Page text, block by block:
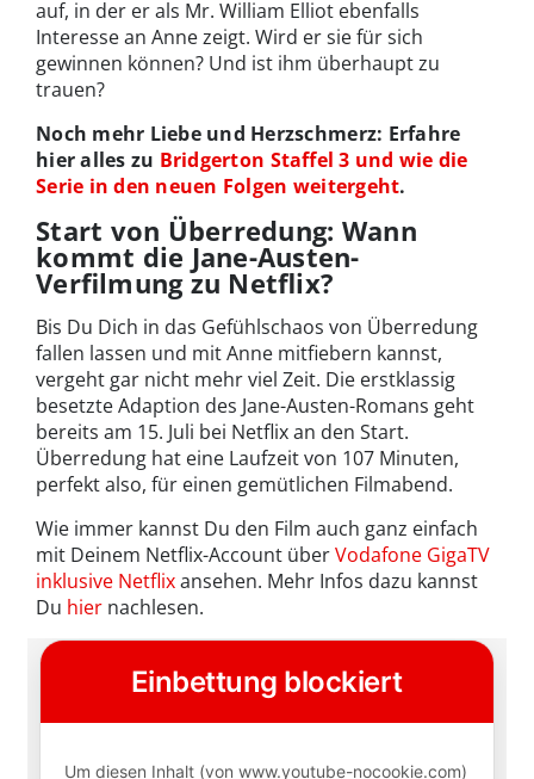
auf, in der er als Mr. William Elliot ebenfalls
Interesse an Anne zeigt. Wird er sie für sich
gewinnen können? Und ist ihm überhaupt zu
trauen?
Noch mehr Liebe und Herzschmerz: Erfahre
hier alles zu Bridgerton Staffel 3 und wie die
Serie in den neuen Folgen weitergeht.
Start von Überredung: Wann
kommt die Jane-Austen-
Verfilmung zu Netflix?
Bis Du Dich in das Gefühlschaos von Überredung
fallen lassen und mit Anne mitfiebern kannst,
vergeht gar nicht mehr viel Zeit. Die erstklassig
besetzte Adaption des Jane-Austen-Romans geht
bereits am 15. Juli bei Netflix an den Start.
Überredung hat eine Laufzeit von 107 Minuten,
perfekt also, für einen gemütlichen Filmabend.
Wie immer kannst Du den Film auch ganz einfach
mit Deinem Netflix-Account überVodafone GigaTV
inklusive Netflixansehen. Mehr Infos dazu kannst
Du hier nachlesen.